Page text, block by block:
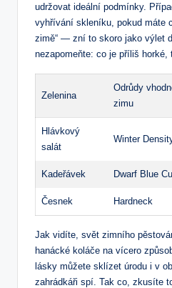
udržovat ideální podmínky.
vyhřívání skleníku, pokud máte
zimě“ — zní to skoro jako výlet
nezapomeňte: co je příliš horké,
Zelenina
Odrůdy
zimu
Hlávkový
salát
Winter
Kadeřávek Dwarf Blue
Česnek Hardneck
Jak vidíte, svět zimního
hanácké koláče na vícero
lásky můžete sklízet úrodu i v
zahrádkáři spí. Tak co, zkusíte